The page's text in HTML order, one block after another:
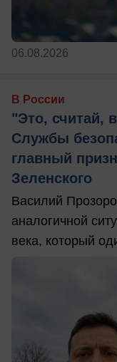
06.08.2026
В России
"Это, считай,
Службы
главный
Зеленского
Василий
аналогичной
века, который